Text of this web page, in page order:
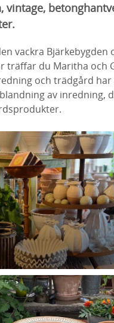
vintage,
vackra Bjärkebygden
träffar du Maritha och
och trädgård har
av inredning,